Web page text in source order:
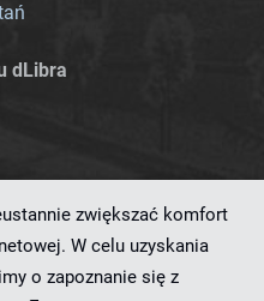
dLibra
zwiększać komfort
W celu uzyskania
o zapoznanie się z